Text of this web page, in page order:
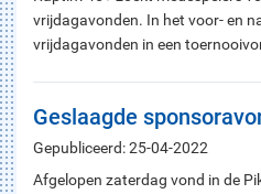
vrijdagavonden. In het voor- en
vrijdagavonden in een
Geslaagde
Gepubliceerd: 25-04-2022
Afgelopen zaterdag vond in de